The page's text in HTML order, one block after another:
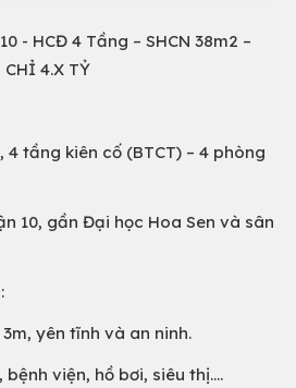
- HCĐ 4 Tầng – SHCN 38m2 –
CHỈ 4.X TỶ
4 tầng kiên cố (BTCT) – 4 phòng
10, gần Đại học Hoa Sen và sân
yên tĩnh và an ninh.
bệnh viện, hồ bơi, siêu thị….